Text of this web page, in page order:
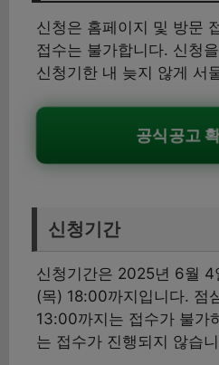
신청은 홈페이지 및 방문
접수는 불가합니다. 신청
신청기한 내 늦지 않게 서
공식공고
신청기간
신청기간은 2025년 6월 4
(목) 18:00까지입니다. 점
13:00까지는 접수가 불가
는 접수가 진행되지 않습